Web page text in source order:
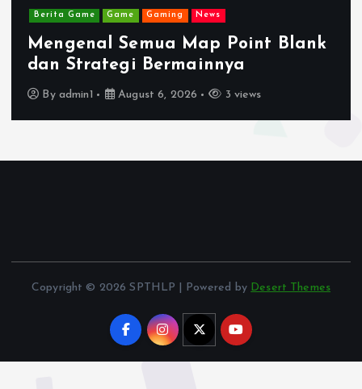
Berita Game Game GAMES
Perbedaan Mode Point Blank
Cara Memilih yang Tepat
Byadmin1 August 5, 2026
Copyright © 2026 SPTHLP | Powered by Desert Themes